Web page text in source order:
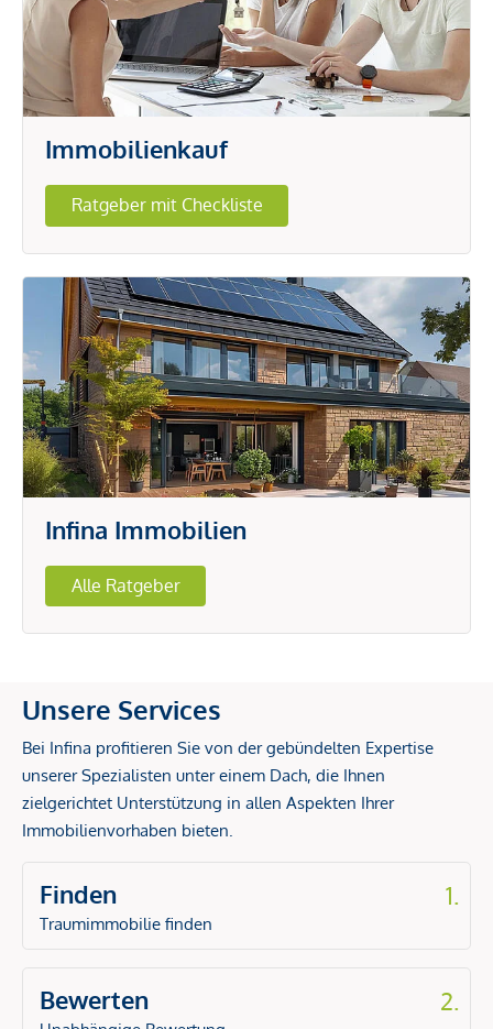
Immobilienkauf
Ratgeber mit Checkliste
Infina Immobilien
Alle Ratgeber
Unsere Services
Bei Infina profitieren Sie von der gebündelten Expertise
unserer Spezialisten unter einem Dach, die Ihnen
zielgerichtet Unterstützung in allen Aspekten Ihrer
Immobilienvorhaben bieten.
Finden
Traumimmobilie finden
1.
Bewerten 2.